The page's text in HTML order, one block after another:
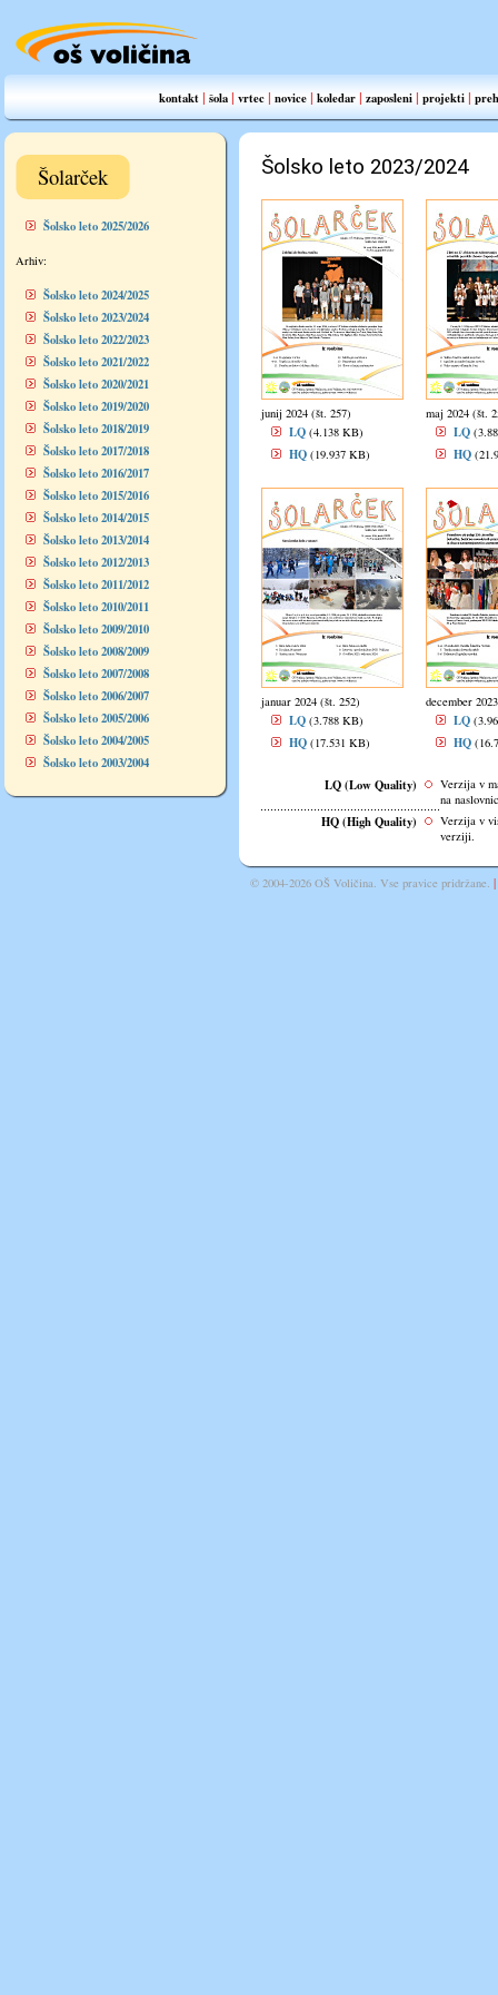
kontakt | šola | vrtec | novice | koledar | zaposleni | projekti |
Šolarček
Šolsko leto 2025/2026
Arhiv:
Šolsko leto 2024/2025
Šolsko leto 2023/2024
Šolsko leto 2022/2023
Šolsko leto 2021/2022
Šolsko leto 2020/2021
Šolsko leto 2019/2020
Šolsko leto 2018/2019
Šolsko leto 2017/2018
Šolsko leto 2016/2017
Šolsko leto 2015/2016
Šolsko leto 2014/2015
Šolsko leto 2013/2014
Šolsko leto 2012/2013
Šolsko leto 2011/2012
Šolsko leto 2010/2011
Šolsko leto 2009/2010
Šolsko leto 2008/2009
Šolsko leto 2007/2008
Šolsko leto 2006/2007
Šolsko leto 2005/2006
Šolsko leto 2004/2005
Šolsko leto 2003/2004
Šolsko leto 2023/2024
junij 2024 (št. 257)
LQ(4.138 KB)
HQ(19.937 KB)
maj 2024 (št.
LQ
HQ
januar 2024 (št. 252)
LQ(3.788 KB)
HQ(17.531 KB)
december
LQ
HQ
LQ (Low Quality)
Verzija v
na
HQ (High Quality)
Verzija v
verziji.
© 2004-2026 OŠ Voličina. Vse pravice pridržane. |